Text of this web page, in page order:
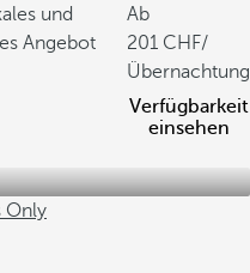
und
Angebot
Ab
201
/
Übernachtung
Verfügbarkeit
einsehen
Only